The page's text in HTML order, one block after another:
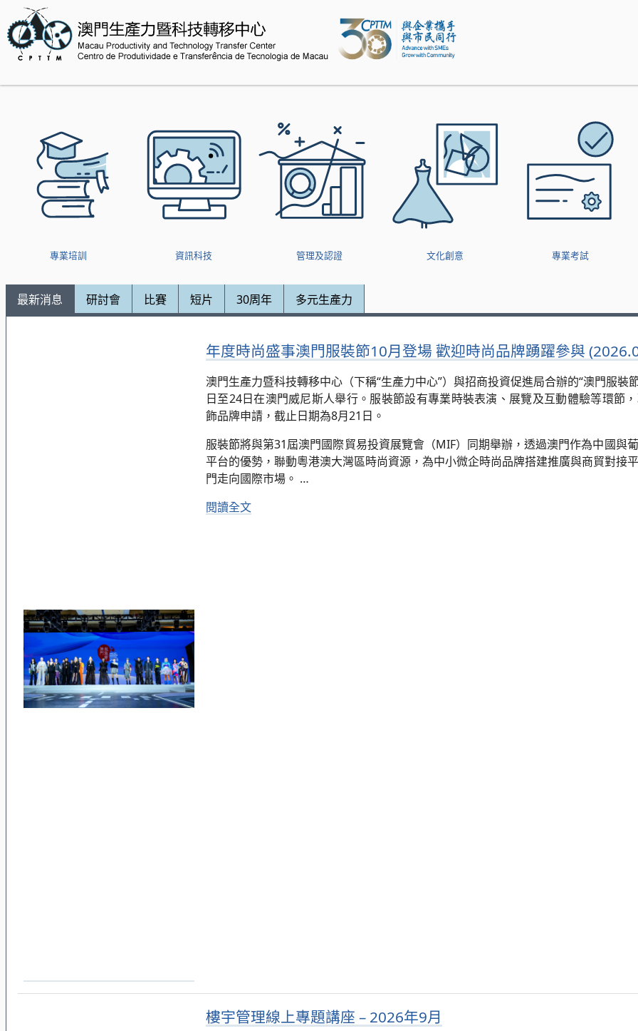
專業培訓 資訊科技 管理及認證 文化創意 專業考試
最新消息
年度時尚盛事澳門服裝節10月登場 歡迎時尚品牌踴躍參與
澳門生產力暨科技轉移中心（下稱“生產力中心”）與招商投資促進局合辦的“澳門服裝
日至24日在澳門威尼斯人舉行。服裝節設有專業時裝表演、展覽及互動體驗等環節
飾品牌申請，截止日期為8月21日。
服裝節將與第31屆澳門國際貿易投資展覽會（MIF）同期舉辦，透過澳門作為中國與
平台的優勢，聯動粵港澳大灣區時尚資源，為中小微企時尚品牌搭建推廣與商貿對接
門走向國際市場。 …
閱讀全文
樓宇管理線上專題講座 – 2026年9月
研討會 比賽 短片 30周年 多元生產力